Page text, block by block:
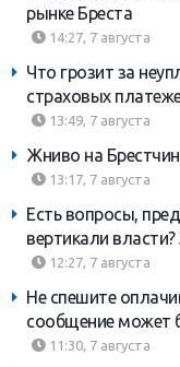
рынке Бреста
14:27, 7 августа
Что грозит за
страховых
13:49, 7 августа
Жниво на
13:17, 7 августа
Есть вопросы,
вертикали
12:27, 7 августа
Не спешите
сообщение может
11:30, 7 августа